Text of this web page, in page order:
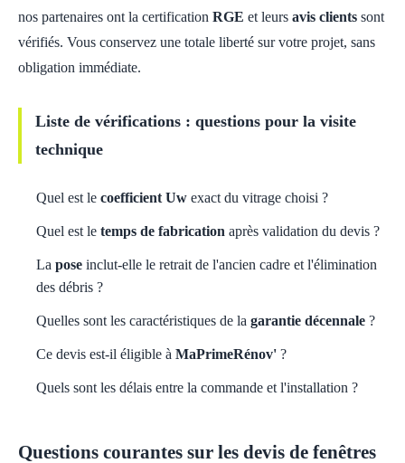
nos partenaires ont la certification RGE et leurs avis clients sont
vérifiés. Vous conservez une totale liberté sur votre projet, sans
obligation immédiate.
Liste de vérifications : questions pour la visite
technique
Quel est le coefficient Uw exact du vitrage choisi ?
Quel est le temps de fabrication après validation du devis ?
La pose inclut-elle le retrait de l'ancien cadre et l'élimination
des débris ?
Quelles sont les caractéristiques de la garantie décennale ?
Ce devis est-il éligible à MaPrimeRénov' ?
Quels sont les délais entre la commande et l'installation ?
Questions courantes sur les devis de fenêtres